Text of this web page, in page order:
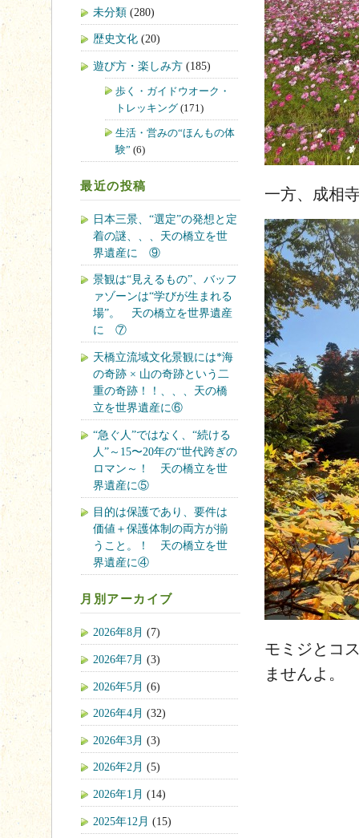
一方、成相
モミジとコ
ませんよ。
未分類 (280)
歴史文化 (20)
遊び方・楽しみ方 (185)
歩く・ガイドウオーク・
トレッキング (171)
生活・営みの“ほんもの体
験” (6)
最近の投稿
日本三景、“選定”の発想と定
着の謎、、、天の橋立を世
界遺産に ⑨
景観は“見えるもの”、バッフ
ァゾーンは“学びが生まれる
場”。 天の橋立を世界遺産
に ⑦
天橋立流域文化景観には*海
の奇跡 × 山の奇跡という二
重の奇跡！！、、、天の橋
立を世界遺産に⑥
“急ぐ人”ではなく、“続ける
人”～15〜20年の“世代跨ぎの
ロマン～！ 天の橋立を世
界遺産に⑤
目的は保護であり、要件は
価値＋保護体制の両方が揃
うこと。！ 天の橋立を世
界遺産に④
月別アーカイブ
2026年8月 (7)
2026年7月 (3)
2026年5月 (6)
2026年4月 (32)
2026年3月 (3)
2026年2月 (5)
2026年1月 (14)
2025年12月 (15)